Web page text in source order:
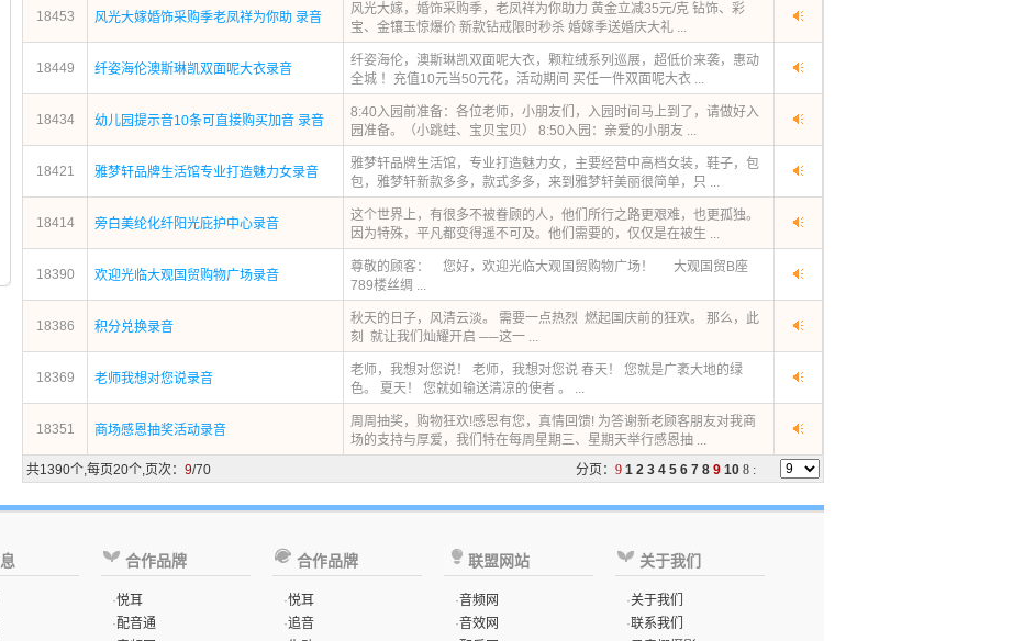
18453 风光大嫁婚饰采购季老凤祥为你助 录音
风光大嫁，婚饰采购季，老凤祥为你助力 黄金立减35元/克 钻饰、彩
宝、金镶玉惊爆价 新款钻戒限时秒杀 婚嫁季送婚庆大礼 ...
18449 纤姿海伦澳斯琳凯双面呢大衣录音
纤姿海伦，澳斯琳凯双面呢大衣，颗粒绒系列巡展，超低价来袭，惠动
全城 ！充值10元当50元花，活动期间 买任一件双面呢大衣 ...
18434 幼儿园提示音10条可直接购买加音 录音
8:40入园前准备：各位老师，小朋友们，入园时间马上到了，请做好入
园准备。（小跳蛙、宝贝宝贝） 8:50入园：亲爱的小朋友 ...
18421 雅梦轩品牌生活馆专业打造魅力女录音
雅梦轩品牌生活馆，专业打造魅力女，主要经营中高档女装，鞋子，包
包，雅梦轩新款多多，款式多多，来到雅梦轩美丽很简单，只 ...
18414 旁白美纶化纤阳光庇护中心录音
这个世界上，有很多不被眷顾的人，他们所行之路更艰难，也更孤独。
因为特殊，平凡都变得遥不可及。他们需要的，仅仅是在被生 ...
18390 欢迎光临大观国贸购物广场录音
尊敬的顾客： 您好，欢迎光临大观国贸购物广场！ 大观国贸B座
789楼丝绸 ...
18386 积分兑换录音
秋天的日子，风清云淡。 需要一点热烈 燃起国庆前的狂欢。 那么，此
刻 就让我们灿耀开启 ──这一 ...
18369 老师我想对您说录音
老师，我想对您说！ 老师，我想对您说 春天！ 您就是广袤大地的绿
色。 夏天！ 您就如输送清凉的使者 。 ...
18351 商场感恩抽奖活动录音
周周抽奖，购物狂欢!感恩有您，真情回馈! 为答谢新老顾客朋友对我商
场的支持与厚爱，我们特在每周星期三、星期天举行感恩抽 ...
共1390个,每页20个,页次： 9/70 分页： 9 1 2 3 4 5 6 7 8 9 10 8 :
合作品牌
·悦耳
·配音通
合作品牌
·悦耳
·追音
联盟网站
·音频网
·音效网
关于我们
·关于我们
·联系我们